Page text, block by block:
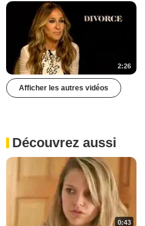
2:26
Afficher les autres vidéos
Découvrez aussi
0:43